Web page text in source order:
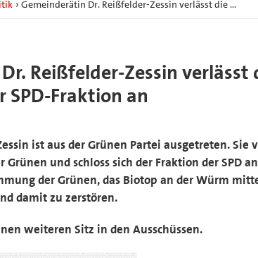
› Gemeinderätin Dr. Reißfelder-Zessin verlässt die …
Reißfelder-Zessin verlässt
SPD-Fraktion an
ist aus der Grünen Partei ausgetreten. Sie
und schloss sich der Fraktion der SPD
der Grünen, das Biotop an der Würm
damit zu zerstören.
weiteren Sitz in den Ausschüssen.